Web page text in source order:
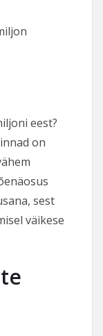
eest?
on
sest
väikese